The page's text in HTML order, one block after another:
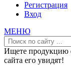
Регистрация
Вход
МЕНЮ
Ищете продукцию
сайта его увидят!